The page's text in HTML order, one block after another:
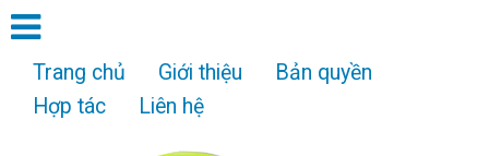
Trang chủ Giới thiệu
Bản quyền
Hợp tác
Liên hệ